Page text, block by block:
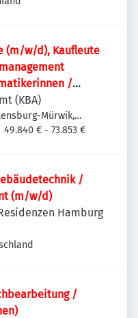
(m/w/d), Kaufleute
/
w/d) oder
für den IT-
(KBA)
Mürwik,
49.840 € - 73.853 €
/
(m/w/d)
Hamburg
/